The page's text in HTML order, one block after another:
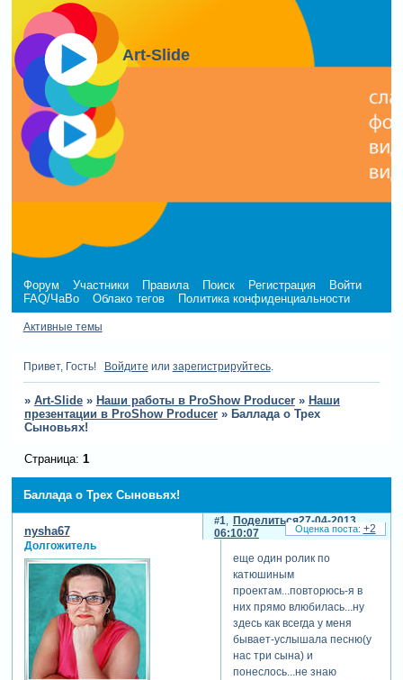
Art-Slide
Форум Участники Правила Поиск Регистрация
Войти
FAQ/ЧаВо
Облако тегов Политика конфиденциальности
Активные темы
Привет, Гость! Войдите или зарегистрируйтесь.
» Art-Slide » Наши работы в ProShow Producer » Наши
презентации в ProShow Producer » Баллада о Трех
Сыновьях!
Баллада о Трех Сыновьях!
Страница: 1
Поделиться
1
27-04-2013
06:10:07
nysha67
Долгожитель
еще один ролик по
катюшиным
проектам...повторюсь-я в
них прямо влюбилась...ну
здесь как всегда у меня
бывает-услышала песню(у
нас три сына) и
понеслось...не знаю
+2